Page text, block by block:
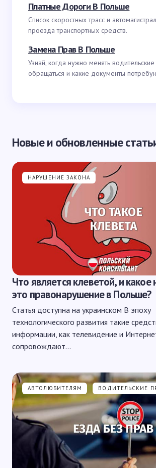
Платные Дороги В Польше
Список скоростных трасс и
проезда транспортных средств.
Замена Прав В Польше
Узнай, когда нужно менять
обращаться и какие документы
Новые и обновленные
НАРУШЕНИЕ ЗАКОНА
Что является клеветой, и какое
это правонарушение в Польше?
Статья доступна на украинском В эпоху
технологического развития такие
информации, как телевидение и
сопровождают…
АВТОЛЮБИТЕЛЯМ ВОДИТЕЛЬСКИЕ